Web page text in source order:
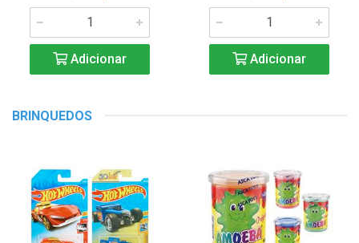
Adicionar Adicionar
BRINQUEDOS